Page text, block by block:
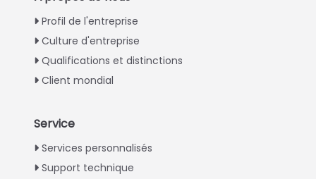
Profil de l'entreprise
Culture d'entreprise
Qualifications et distinctions
Client mondial
Service
Services personnalisés
Support technique
Greek
Italian